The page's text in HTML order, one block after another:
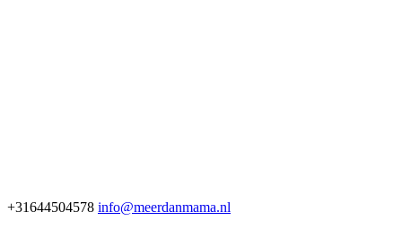
+31644504578 info@meerdanmama.nl